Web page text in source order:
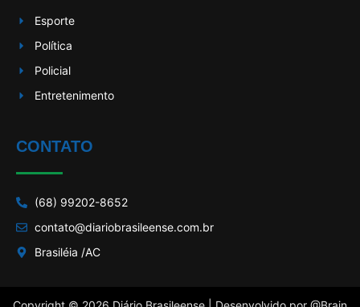
Esporte
Política
Policial
Entretenimento
CONTATO
(68) 99202-8652
contato@diariobrasileense.com.br
Brasiléia /AC